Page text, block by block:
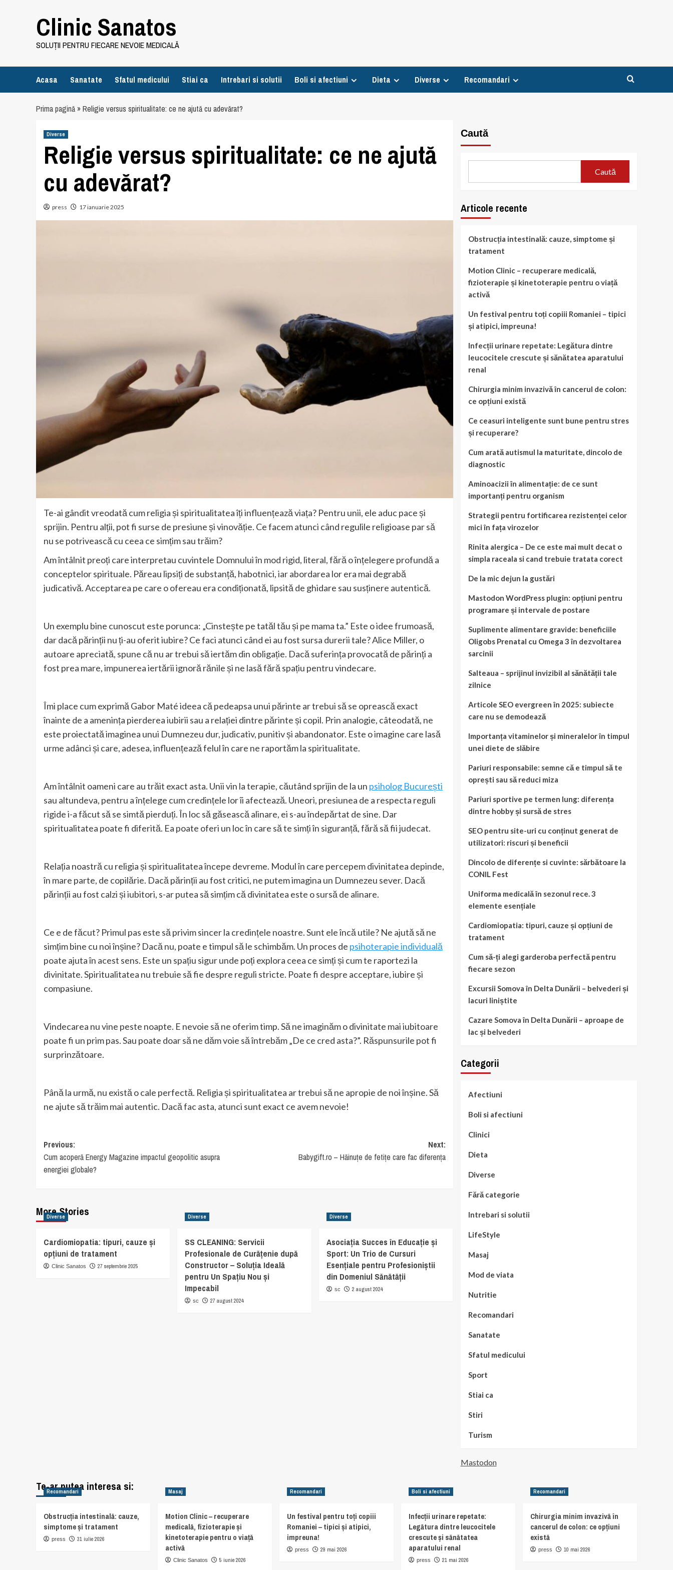
Clinic Sanatos
SOLUȚII PENTRU FIECARE NEVOIE MEDICALĂ
Acasa Sanatate Sfatul medicului Stiai ca Intrebari si solutii Boli si afectiuni Dieta Diverse Recomandari
Prima pagină»Religie versus spiritualitate: ce ne ajută cu adevărat?
Diverse
Religie versus spiritualitate: ce ne ajută
cu adevărat?
press 17 ianuarie 2025
Te-ai gândit vreodată cum religia și spiritualitatea îți influențează viața? Pentru unii, ele aduc pace și
sprijin. Pentru alții, pot fi surse de presiune și vinovăție. Ce facem atunci când regulile religioase par să
nu se potrivească cu ceea ce simțim sau trăim?
Am întâlnit preoți care interpretau cuvintele Domnului în mod rigid, literal, fără o înțelegere profundă a
conceptelor spirituale. Păreau lipsiți de substanță, habotnici, iar abordarea lor era mai degrabă
judicativă. Acceptarea pe care o ofereau era condiționată, lipsită de ghidare sau susținere autentică.
Un exemplu bine cunoscut este porunca: „Cinstește pe tatăl tău și pe mama ta.” Este o idee frumoasă,
dar dacă părinții nu ți-au oferit iubire? Ce faci atunci când ei au fost sursa durerii tale? Alice Miller, o
autoare apreciată, spune că nu ar trebui să iertăm din obligație. Dacă suferința provocată de părinți a
fost prea mare, impunerea iertării ignoră rănile și ne lasă fără spațiu pentru vindecare.
Îmi place cum exprimă Gabor Maté ideea că pedeapsa unui părinte ar trebui să se oprească exact
înainte de a amenința pierderea iubirii sau a relației dintre părinte și copil. Prin analogie, câteodată, ne
este proiectată imaginea unui Dumnezeu dur, judicativ, punitiv și abandonator. Este o imagine care lasă
urme adânci și care, adesea, influențează felul în care ne raportăm la spiritualitate.
Am întâlnit oameni care au trăit exact asta. Unii vin la terapie, căutând sprijin de la un psiholog București
sau altundeva, pentru a înțelege cum credințele lor îi afectează. Uneori, presiunea de a respecta reguli
rigide i-a făcut să se simtă pierduți. În loc să găsească alinare, ei s-au îndepărtat de sine. Dar
spiritualitatea poate fi diferită. Ea poate oferi un loc în care să te simți în siguranță, fără să fii judecat.
Relația noastră cu religia și spiritualitatea începe devreme. Modul în care percepem divinitatea depinde,
în mare parte, de copilărie. Dacă părinții au fost critici, ne putem imagina un Dumnezeu sever. Dacă
părinții au fost calzi și iubitori, s-ar putea să simțim că divinitatea este o sursă de alinare.
Ce e de făcut? Primul pas este să privim sincer la credințele noastre. Sunt ele încă utile? Ne ajută să ne
simțim bine cu noi înșine? Dacă nu, poate e timpul să le schimbăm. Un proces de psihoterapie individuală
poate ajuta în acest sens. Este un spațiu sigur unde poți explora ceea ce simți și cum te raportezi la
divinitate. Spiritualitatea nu trebuie să fie despre reguli stricte. Poate fi despre acceptare, iubire și
compasiune.
Vindecarea nu vine peste noapte. E nevoie să ne oferim timp. Să ne imaginăm o divinitate mai iubitoare
poate fi un prim pas. Sau poate doar să ne dăm voie să întrebăm „De ce cred asta?”. Răspunsurile pot fi
surprinzătoare.
Până la urmă, nu există o cale perfectă. Religia și spiritualitatea ar trebui să ne apropie de noi înșine. Să
ne ajute să trăim mai autentic. Dacă fac asta, atunci sunt exact ce avem nevoie!
Post
navigation
Previous:
Cum acoperă Energy Magazine impactul geopolitic asupra
energiei globale?
Next:
Babygift.ro – Hăinuțe de fetițe care fac diferența
More Stories
Diverse
Cardiomiopatia: tipuri, cauze și
opțiuni de tratament
Clinic Sanatos 27 septembrie 2025
Diverse
SS CLEANING: Servicii
Profesionale de Curățenie după
Constructor – Soluția Ideală
pentru Un Spațiu Nou și
Impecabil
sc 27 august 2024
Diverse
Asociația Succes în Educație și
Sport: Un Trio de Cursuri
Esențiale pentru Profesioniștii
din Domeniul Sănătății
sc 2 august 2024
Caută
Caută
Articole recente
Obstrucția intestinală: cauze, simptome și
tratament
Motion Clinic – recuperare medicală,
fizioterapie și kinetoterapie pentru o viață
activă
Un festival pentru toți copiii Romaniei – tipici
și atipici, impreuna!
Infecții urinare repetate: Legătura dintre
leucocitele crescute și sănătatea aparatului
renal
Chirurgia minim invazivă în cancerul de colon:
ce opțiuni există
Ce ceasuri inteligente sunt bune pentru stres
și recuperare?
Cum arată autismul la maturitate, dincolo de
diagnostic
Aminoacizii în alimentație: de ce sunt
importanți pentru organism
Strategii pentru fortificarea rezistenței celor
mici în fața virozelor
Rinita alergica – De ce este mai mult decat o
simpla raceala si cand trebuie tratata corect
De la mic dejun la gustări
Mastodon WordPress plugin: opțiuni pentru
programare și intervale de postare
Suplimente alimentare gravide: beneficiile
Oligobs Prenatal cu Omega 3 în dezvoltarea
sarcinii
Salteaua – sprijinul invizibil al sănătății tale
zilnice
Articole SEO evergreen în 2025: subiecte
care nu se demodează
Importanța vitaminelor și mineralelor în timpul
unei diete de slăbire
Pariuri responsabile: semne că e timpul să te
oprești sau să reduci miza
Pariuri sportive pe termen lung: diferența
dintre hobby și sursă de stres
SEO pentru site-uri cu conținut generat de
utilizatori: riscuri și beneficii
Dincolo de diferențe si cuvinte: sărbătoare la
CONIL Fest
Uniforma medicală în sezonul rece. 3
elemente esențiale
Cardiomiopatia: tipuri, cauze și opțiuni de
tratament
Cum să-ți alegi garderoba perfectă pentru
fiecare sezon
Excursii Somova în Delta Dunării – belvederi și
lacuri liniștite
Cazare Somova în Delta Dunării – aproape de
lac și belvederi
Categorii
Afectiuni
Boli si afectiuni
Clinici
Dieta
Diverse
Fără categorie
Intrebari si solutii
LifeStyle
Masaj
Mod de viata
Nutritie
Recomandari
Sanatate
Sfatul medicului
Sport
Stiai ca
Stiri
Turism
Mastodon
Te-ar putea interesa si:
Recomandari
Obstrucția intestinală: cauze,
simptome și tratament
press 31 iulie 2026
Masaj
Motion Clinic – recuperare
medicală, fizioterapie și
kinetoterapie pentru o viață
activă
Clinic Sanatos 5 iunie 2026
Recomandari
Un festival pentru toți copiii
Romaniei – tipici și atipici,
impreuna!
press 29 mai 2026
Boli si afectiuni
Infecții urinare repetate:
Legătura dintre leucocitele
crescute și sănătatea
aparatului renal
press 21 mai 2026
Recomandari
Chirurgia minim invazivă în
cancerul de colon: ce opțiuni
există
press 10 mai 2026